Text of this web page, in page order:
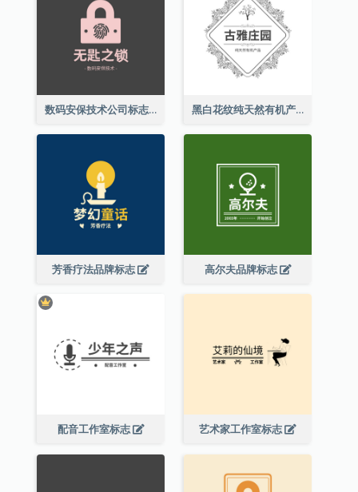
数码安保技术公司标志 黑白花纹纯天然有机产品标志
芳香疗法品牌标志 高尔夫品牌标志
配音工作室标志 艺术家工作室标志